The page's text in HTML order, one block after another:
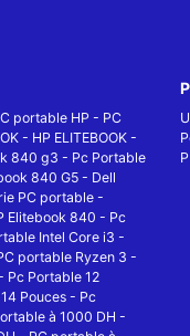
portable HP - PC
- HP ELITEBOOK -
840 g3 - Pc Portable
840 G5 - Dell
PC portable-
Elitebook 840 - Pc
Intel Core i3 -
portable Ryzen 3 -
Pc Portable 12
Pouces - Pc
à 1000 DH -